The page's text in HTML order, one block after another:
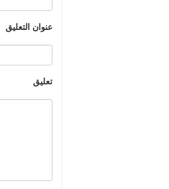
عنوان التعليق
تعليق